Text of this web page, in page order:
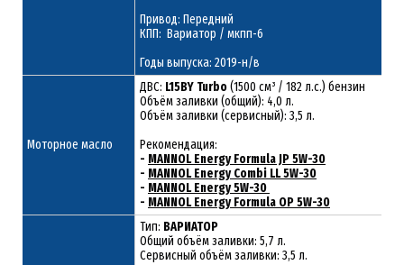
Привод: Передний
КПП: Вариатор / мкпп-6
Годы выпуска: 2019-н/в
Моторное масло
ДВС: L15BY Turbo(1500 см³ / 182 л.с.) бензин
Объём заливки (общий): 4,0 л.
Объём заливки (сервисный): 3,5 л.
Рекомендация:
- MANNOL Energy Formula JP 5W-30
- MANNOL Energy Combi LL 5W-30
- MANNOL Energy 5W-30
- MANNOL Energy Formula OP 5W-30
Тип: ВАРИАТОР
Общий объём заливки: 5,7 л.
Сервисный объём заливки: 3,5 л.